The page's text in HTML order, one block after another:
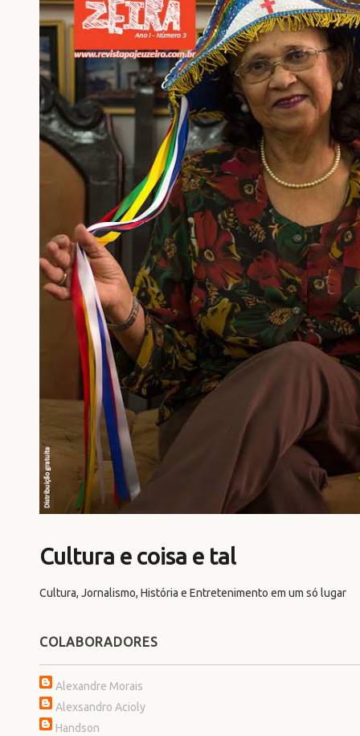
Cultura e coisa e tal
Cultura, Jornalismo, História e Entretenimento em um só lugar
COLABORADORES
Alexandre Morais
Alexsandro Acioly
Handson